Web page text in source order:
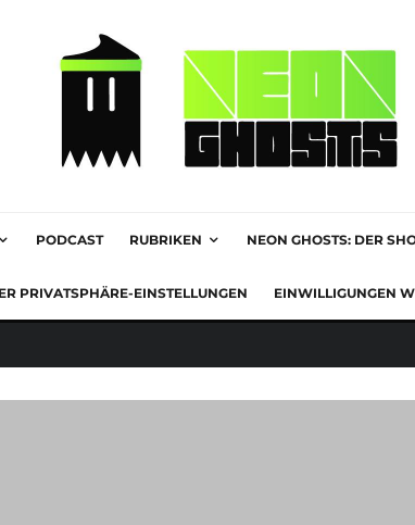
PODCAST RUBRIKEN NEON GHOSTS: DER
PRIVATSPHÄRE-EINSTELLUNGEN EINWILLIGUNGEN